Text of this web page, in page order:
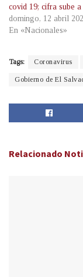
covid 19; cifra sube a
domingo, 12 abril
En «Nacionales»
Tags: Coronavirus
Gobierno de El
Relacionado